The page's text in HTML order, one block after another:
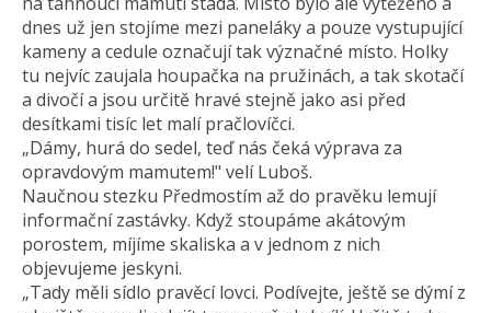
dnes už jen stojíme mezi paneláky a pouze vystupující
kameny a cedule označují tak význačné místo. Holky
tu nejvíc zaujala houpačka na pružinách, a tak skotačí
a divočí a jsou určitě hravé stejně jako asi před
desítkami tisíc let malí pračlovíčci.
„Dámy, hurá do sedel, teď nás čeká výprava za
opravdovým mamutem!" velí Luboš.
Naučnou stezku Předmostím až do pravěku lemují
informační zastávky. Když stoupáme akátovým
porostem, míjíme skaliska a v jednom z nich
objevujeme jeskyni.
„Tady měli sídlo pravěcí lovci. Podívejte, ještě se dýmí z